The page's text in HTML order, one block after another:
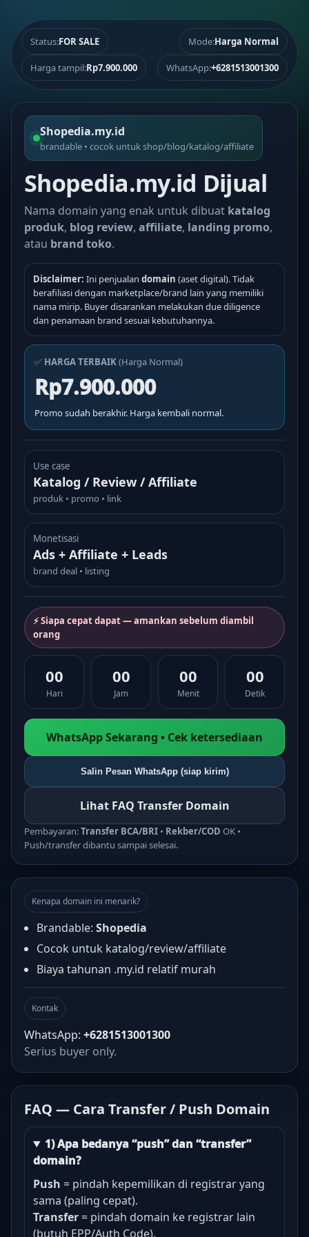
Status:FOR SALE Mode:Harga Normal
Harga tampil:Rp7.900.000 WhatsApp:+6281513001300
Shopedia.my.id
brandable • cocok untuk shop/blog/katalog/affiliate
Shopedia.my.id Dijual
Nama domain yang enak untuk dibuat katalog
produk, blog review, affiliate, landing promo,
atau brand toko.
Disclaimer: Ini penjualan domain (aset digital). Tidak
berafiliasi dengan marketplace/brand lain yang memiliki
nama mirip. Buyer disarankan melakukan due diligence
dan penamaan brand sesuai kebutuhannya.
✅ HARGA TERBAIK(Harga Normal)
Rp7.900.000
Promo sudah berakhir. Harga kembali normal.
Use case
Katalog / Review / Affiliate
produk • promo • link
Monetisasi
Ads + Affiliate + Leads
brand deal • listing
⚡ Siapa cepat dapat — amankan sebelum diambil
orang
00
Hari
00
Jam
00
Menit
00
Detik
WhatsApp Sekarang • Cek ketersediaan
Salin Pesan WhatsApp (siap kirim)
Lihat FAQ Transfer Domain
Pembayaran:Transfer BCA/BRI • Rekber/COD OK •
Push/transfer dibantu sampai selesai.
Kenapa domain ini menarik?
Brandable: Shopedia
Cocok untuk katalog/review/affiliate
Biaya tahunan .my.id relatif murah
Kontak
WhatsApp: +6281513001300
Serius buyer only.
FAQ — Cara Transfer / Push Domain
1) Apa bedanya “push” dan “transfer”
domain?
Push = pindah kepemilikan di registrar yang
sama (paling cepat).
Transfer = pindah domain ke registrar lain
(butuh EPP/Auth Code).